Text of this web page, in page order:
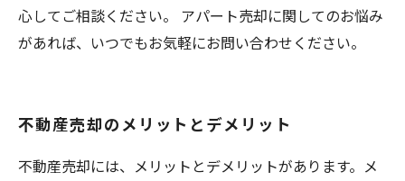
心してご相談ください。 アパート売却に関してのお悩み
があれば、いつでもお気軽にお問い合わせください。
不動産売却のメリットとデメリット
不動産売却には、メリットとデメリットがあります。メ